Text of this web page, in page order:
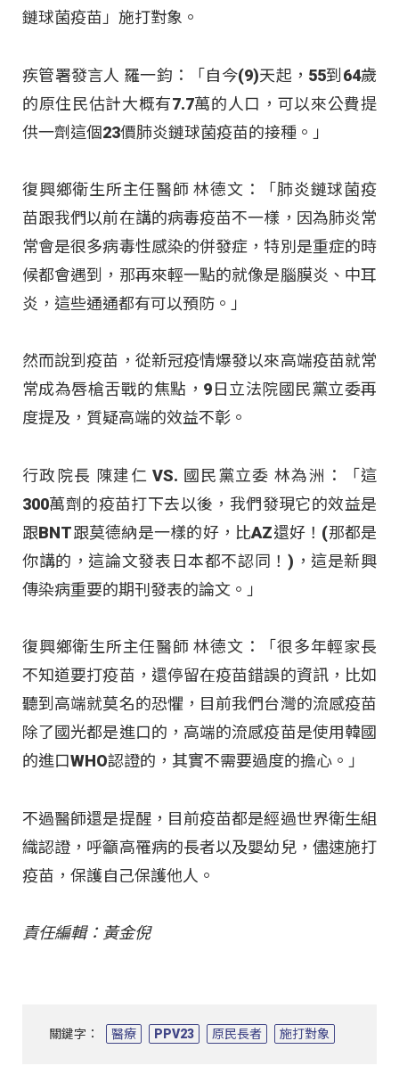
鏈球菌疫苗」施打對象。
疾管署發言人 羅一鈞：「自今(9)天起，55到64歲
的原住民估計大概有7.7萬的人口，可以來公費提
供一劑這個23價肺炎鏈球菌疫苗的接種。」
復興鄉衛生所主任醫師 林德文：「肺炎鏈球菌疫
苗跟我們以前在講的病毒疫苗不一樣，因為肺炎常
常會是很多病毒性感染的併發症，特別是重症的時
候都會遇到，那再來輕一點的就像是腦膜炎、中耳
炎，這些通通都有可以預防。」
然而說到疫苗，從新冠疫情爆發以來高端疫苗就常
常成為唇槍舌戰的焦點，9日立法院國民黨立委再
度提及，質疑高端的效益不彰。
行政院長 陳建仁 VS. 國民黨立委 林為洲：「這
300萬劑的疫苗打下去以後，我們發現它的效益是
跟BNT跟莫德納是一樣的好，比AZ還好！(那都是
你講的，這論文發表日本都不認同！)，這是新興
傳染病重要的期刊發表的論文。」
復興鄉衛生所主任醫師 林德文：「很多年輕家長
不知道要打疫苗，還停留在疫苗錯誤的資訊，比如
聽到高端就莫名的恐懼，目前我們台灣的流感疫苗
除了國光都是進口的，高端的流感疫苗是使用韓國
的進口WHO認證的，其實不需要過度的擔心。」
不過醫師還是提醒，目前疫苗都是經過世界衛生組
織認證，呼籲高罹病的長者以及嬰幼兒，儘速施打
疫苗，保護自己保護他人。
責任編輯：黃金倪
關鍵字： 醫療 PPV23 原民長者 施打對象